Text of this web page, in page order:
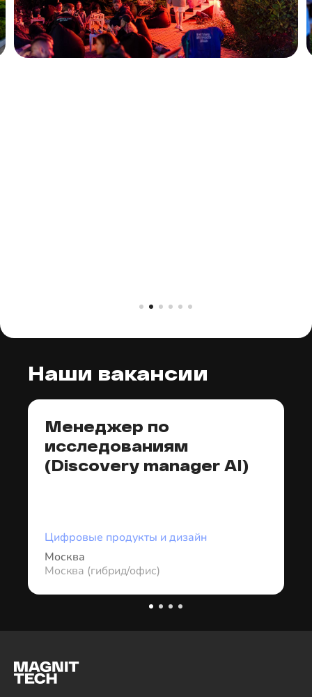
Наши вакансии
Менеджер по
исследованиям
(Discovery manager AI)
Цифровые продукты и дизайн
Москва
Москва (гибрид/офис)